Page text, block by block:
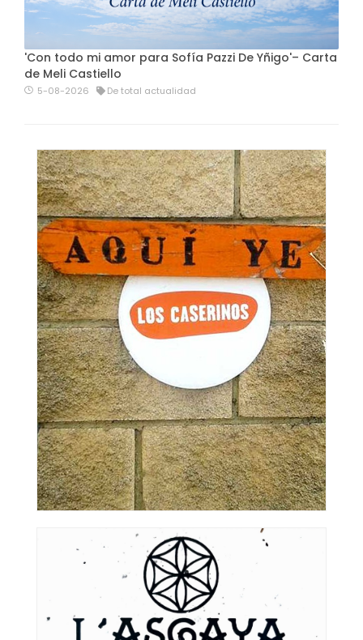
'Con todo mi amor para Sofía Pazzi De Yñigo'– Carta
de Meli Castiello
5-08-2026 De total actualidad